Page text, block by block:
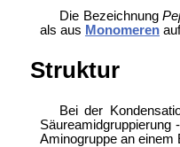
Die Bezeichnung
als aus Monomeren
Struktur
Bei der
Säureamidgruppierung
Aminogruppe an einem